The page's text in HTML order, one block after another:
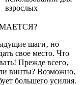
взрослых
шаги‚ но
свое место. Что
Прежде всего‚
винты? Возможно‚
большего усилия.